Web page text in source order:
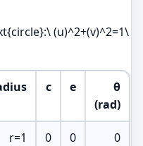
(u)^2+(v)^2=1\
c e
θ
(rad)
r=1 0 0 0